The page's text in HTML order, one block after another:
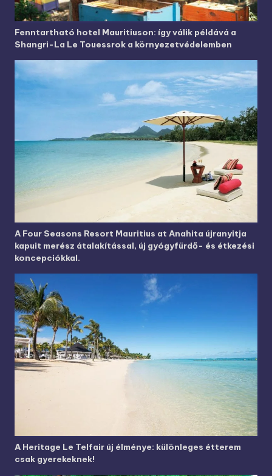
Fenntartható hotel Mauritiuson: így válik példává a
Shangri-La Le Touessrok a környezetvédelemben
A Four Seasons Resort Mauritius at Anahita újranyitja
kapuit merész átalakítással, új gyógyfürdő- és étkezési
koncepciókkal.
A Heritage Le Telfair új élménye: különleges étterem
csak gyerekeknek!